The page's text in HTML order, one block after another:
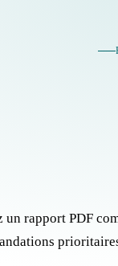
rapport PDF